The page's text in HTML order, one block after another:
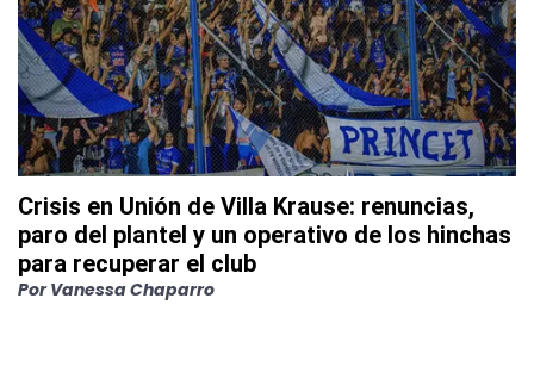
Crisis en Unión de Villa Krause: renuncias,
paro del plantel y un operativo de los hinchas
para recuperar el club
Por Vanessa Chaparro